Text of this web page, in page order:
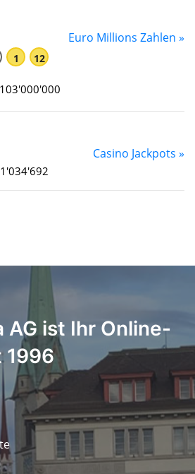
Euro Millions Zahlen »
1 12
Casino Jackpots »
AG ist Ihr Online-
1996